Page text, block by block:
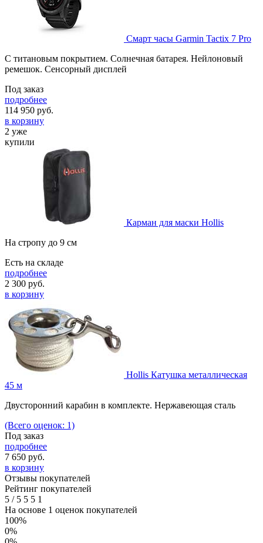
Смарт часы Garmin Tactix 7 Pro
С титановым покрытием. Солнечная батарея. Нейлоновый
ремешок. Сенсорный дисплей
Под заказ
подробнее
114 950 руб.
в корзину
2 уже
купили
Карман для маски Hollis
На стропу до 9 см
Есть на складе
подробнее
2 300 руб.
в корзину
Hollis Катушка металлическая
45 м
Двусторонний карабин в комплекте. Нержавеющая сталь
(Всего оценок: 1)
Под заказ
подробнее
7 650 руб.
в корзину
Отзывы покупателей
Рейтинг покупателей
5 /5 5 5 1
На основе 1 оценок покупателей
100%
0%